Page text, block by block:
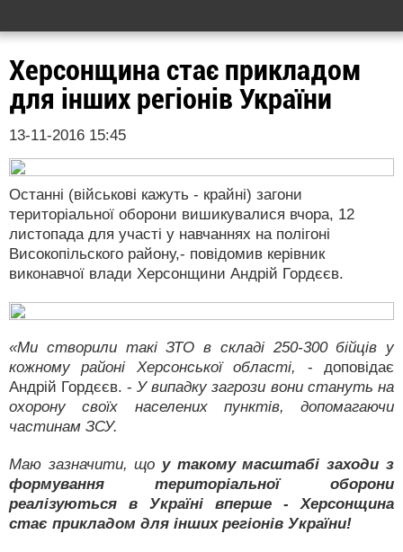
Херсонщина стає прикладом
для інших регіонів України
13-11-2016 15:45
Останні (військові кажуть - крайні) загони
територіальної оборони вишикувалися вчора, 12
листопада для участі у навчаннях на полігоні
Високопільского району,- повідомив керівник
виконавчої влади Херсонщини Андрій Гордєєв.
«Ми створили такі ЗТО в складі 250-300 бійців у
кожному районі Херсонської області,
- доповідає
Андрій Гордєєв. - У випадку загрози вони стануть на
охорону своїх населених пунктів, допомагаючи
частинам ЗСУ.
Маю зазначити, що у такому масштабі заходи з
формування територіальної оборони
реалізуються в Україні вперше - Херсонщина
стає прикладом для інших регіонів України!